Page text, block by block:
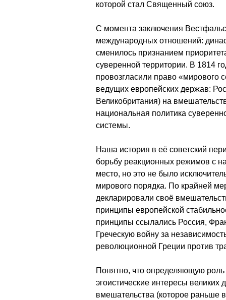
которой стал Священный союз.
С момента заключения
международных отношений:
сменилось признанием
суверенной территории. В 1814
провозгласили право «мирового
ведущих европейских держав:
Великобритания) на
национальная политика
системы.
Наша история в её советский
борьбу реакционных режимов с
место, но это не было
мирового порядка. По крайней
декларировали своё
принципы европейской
принципы ссылались Россия,
Греческую войну за
революционной Греции против
Понятно, что определяющую роль
эгоистические интересы
вмешательства (которое раньше